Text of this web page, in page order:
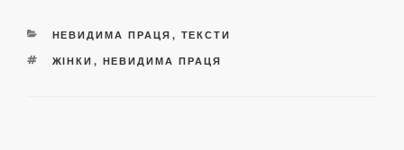
КАТЕГОРІЇ
НЕВИДИМА ПРАЦЯ , ТЕКСТИ
ПОЗНАЧКИ
ЖІНКИ , НЕВИДИМА ПРАЦЯ